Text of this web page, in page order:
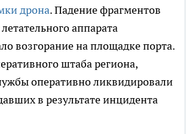
дрона. Падение фрагментов
аппарата
возгорание на площадке порта.
штаба региона,
оперативно ликвидировали
в результате инцидента